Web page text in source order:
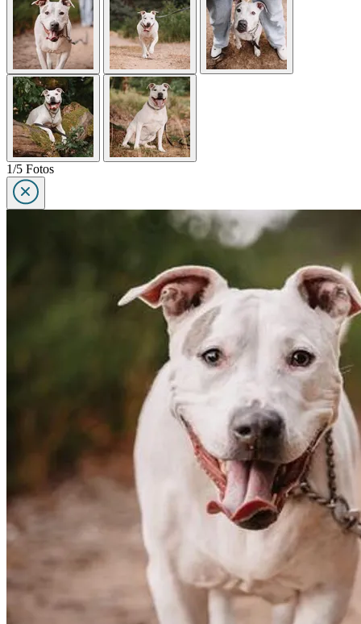
1/5 Fotos